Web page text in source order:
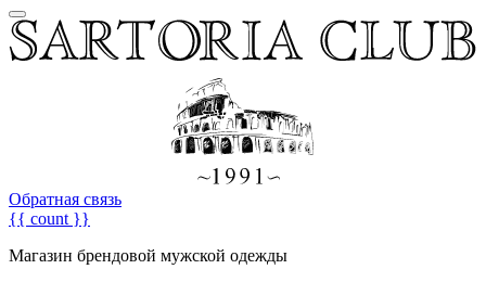
Обратная связь
{{ count }}
Магазин брендовой мужской одежды